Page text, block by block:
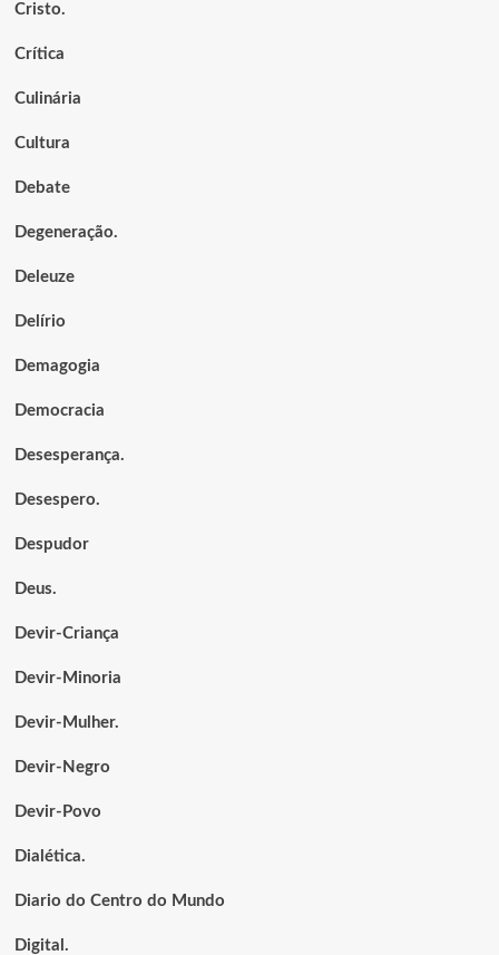
Cristo.
Crítica
Culinária
Cultura
Debate
Degeneração.
Deleuze
Delírio
Demagogia
Democracia
Desesperança.
Desespero.
Despudor
Deus.
Devir-Criança
Devir-Minoria
Devir-Mulher.
Devir-Negro
Devir-Povo
Dialética.
Diario do Centro do Mundo
Digital.